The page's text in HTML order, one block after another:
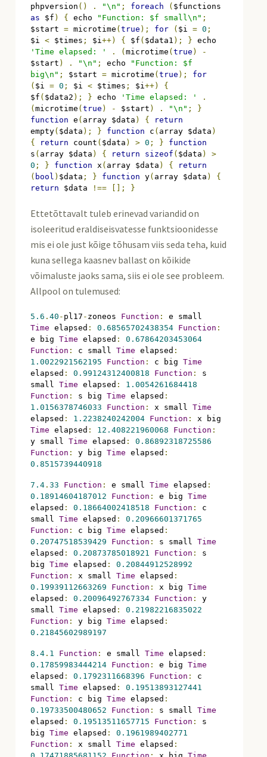
phpversion () . "\n" ; foreach ( $functions
as $f ) { echo "Function: $f small\n" ;
$start = microtime (true ); for ( $i = 0 ;
$i < $times ; $i++) { $f ( $data1 ); } echo
'Time elapsed: '
. (microtime (true )
-
$start ) . "\n" ; echo
"Function: $f
big\n" ; $start = microtime (true );
for
( $i = 0 ; $i < $times ; $i++)
{
$f ( $data2 ); } echo 'Time elapsed: '
.
(microtime (true ) - $start ) . "\n" ;
}
function e ( array $data ) {
return
empty( $data ); } function c ( array $data )
{
return count ( $data ) > 0 ; }
function
s ( array $data ) { return sizeof ( $data )
>
0 ; } function x ( array $data ) {
return
( bool ) $data ; } function y( array $data )
{
return $data !== []; }
Ettetõttavalt tuleb erinevad variandid on
isoleeritud eraldiseisvatesse funktsioonidesse
mis ei ole just kõige tõhusam viis seda teha, kuid
kuna sellega kaasnev ballast on kõikide
võimaluste jaoks sama, siis ei ole see probleem.
Allpool on tulemused:
5.6 .40 - pl17 - zoneos Function :
e small
Time elapsed : 0.68565702438354 Function :
e big Time elapsed :
0.67864203453064
Function : c small Time elapsed :
1.0022921562195
Function : c big Time
elapsed : 0.99124312400818 Function :
s
small Time elapsed :
1.0054261684418
Function : s big Time elapsed :
1.0156378746033
Function : x small Time
elapsed : 1.2238240242004 Function :
x big
Time elapsed : 12.408221960068 Function :
y small Time elapsed :
0.86892318725586
Function : y big Time elapsed :
0.8515739440918
7.4 .33 Function : e small Time elapsed :
0.18914604187012
Function : e big Time
elapsed : 0.18664002418518 Function :
c
small Time elapsed :
0.20966601371765
Function : c big Time elapsed :
0.20747518539429
Function : s small Time
elapsed : 0.20873785018921 Function :
s
big Time elapsed :
0.20844912528992
Function : x small Time elapsed :
0.19939112663269
Function : x big Time
elapsed : 0.20096492767334 Function :
y
small Time elapsed :
0.21982216835022
Function : y big Time elapsed :
0.21845602989197
8.4 . 1 Function : e small Time elapsed :
0.17859983444214 Function : e big Time
elapsed : 0.1792311668396 Function :
c
small Time elapsed :
0.19513893127441
Function : c big Time elapsed :
0.19733500480652
Function : s small Time
elapsed : 0.19513511657715 Function :
s
big Time elapsed :
0.1961989402771
Function : x small Time elapsed :